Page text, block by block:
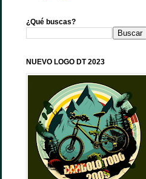
¿Qué buscas?
NUEVO LOGO DT 2023